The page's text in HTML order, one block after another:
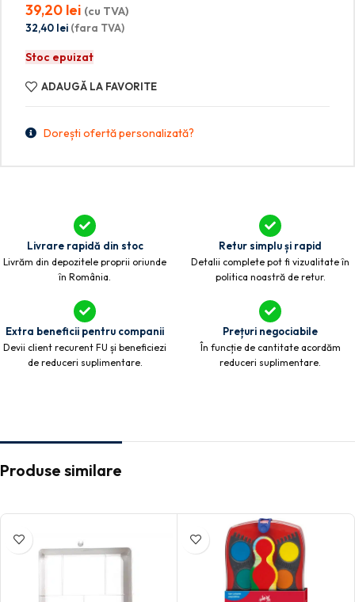
39,20 lei (cu TVA)
32,40 lei (fara TVA)
Stoc epuizat
ADAUGĂ LA FAVORITE
Dorești ofertă personalizată?
Livrare rapidă din stoc
Livrăm din depozitele proprii oriunde
în România.
Retur simplu și rapid
Detalii complete pot fi vizualitate în
politica noastră de retur.
Extra beneficii pentru companii
Devii client recurent FU și beneficiezi
de reduceri suplimentare.
Prețuri negociabile
În funcție de cantitate acordăm
reduceri suplimentare.
Produse similare